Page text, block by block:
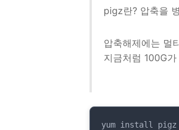
pigz란? 압축을
압축해제에는 멀
지금처럼 100G
yum install pigz